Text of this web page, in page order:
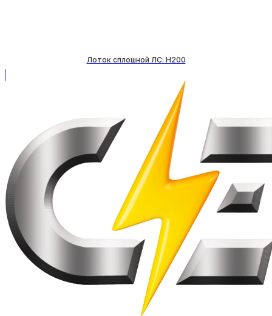
Лоток сплошной ЛС: H200